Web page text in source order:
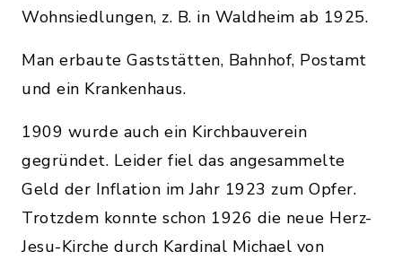
Wohnsiedlungen, z. B. in Waldheim ab 1925.
Man erbaute Gaststätten, Bahnhof, Postamt
und ein Krankenhaus.
1909 wurde auch ein Kirchbauverein
gegründet. Leider fiel das angesammelte
Geld der Inflation im Jahr 1923 zum Opfer.
Trotzdem konnte schon 1926 die neue Herz-
Jesu-Kirche durch Kardinal Michael von